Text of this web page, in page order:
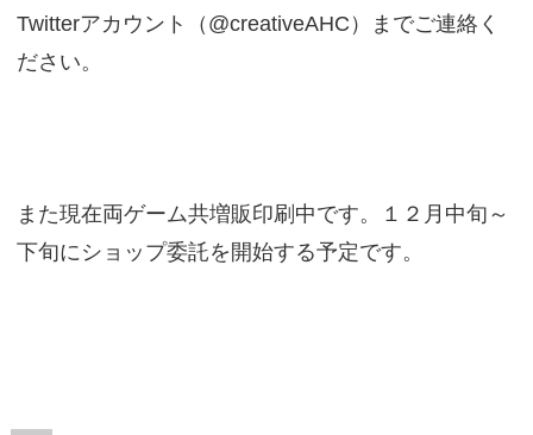
Twitterアカウント（@creativeAHC）までご連絡く
ださい。
また現在両ゲーム共増販印刷中です。１２月中旬～
下旬にショップ委託を開始する予定です。